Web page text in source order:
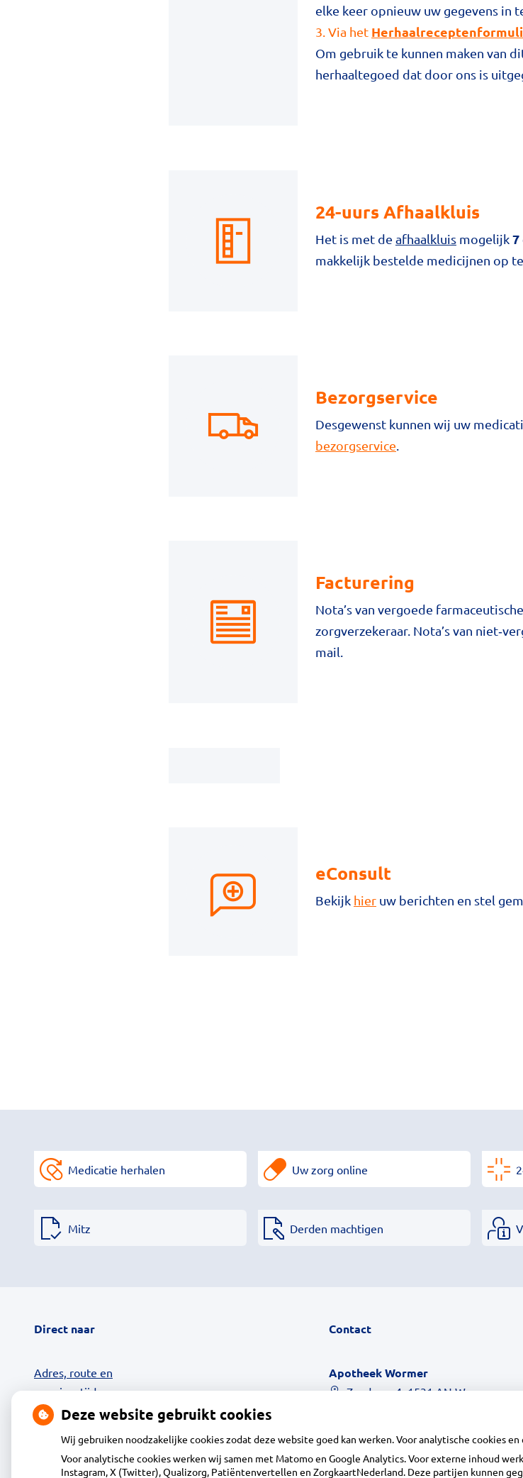
elke keer opnieuw uw gegevens in
3. Via het
Om gebruik te kunnen maken van
herhaaltegoed dat door ons is
24-uurs Afhaalkluis
Het is met de afhaalkluis mogelijk7
makkelijk bestelde medicijnen op te
Bezorgservice
Desgewenst kunnen wij uw
bezorgservice
Facturering
Nota’s van vergoede
zorgverzekeraar. Nota’s van
mail.
eConsult
Bekijk hier uw berichten en stel
Medicatie herhalen Uw zorg online
Mitz Derden machtigen
Direct naar
Adres, route en
openingstijden
Contact
Uw zorg online
24-uurs Afhaalkluis
Diensten
Contact
Apotheek Wormer
Zandweg 4, 1531 AN Wormer
Deze website gebruikt cookies
Wij gebruiken noodzakelijke cookies zodat deze website goed kan werken. Voor analytische cookies
Voor analytische cookies werken wij samen met Matomo en Google Analytics. Voor externe inhoud
Instagram, X (Twitter), Qualizorg, Patiëntenvertellen en ZorgkaartNederland. Deze partijen kunnen